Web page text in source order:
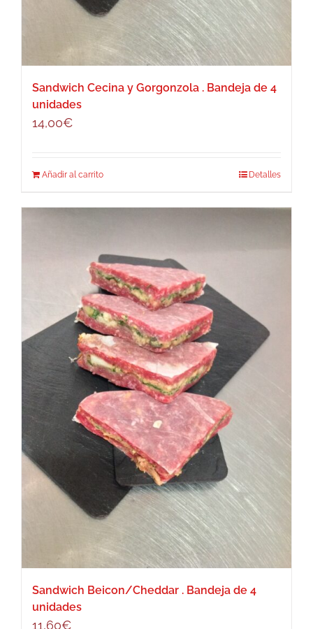
Sandwich Cecina y Gorgonzola . Bandeja de 4
unidades
14,00€
Añadir al carrito Detalles
Sandwich Beicon/Cheddar . Bandeja de 4
unidades
11,60€